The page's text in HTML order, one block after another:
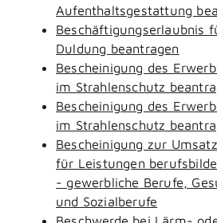
Aufenthaltsgestattung
Beschäftigungserlaubnis
Duldung beantragen
Bescheinigung des
im Strahlenschutz
Bescheinigung des
im Strahlenschutz
Bescheinigung zur
für Leistungen
- gewerbliche Berufe,
und Sozialberufe